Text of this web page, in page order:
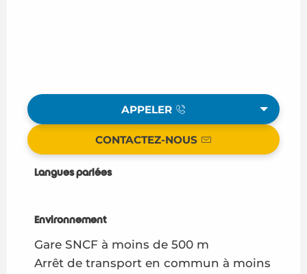
APPELER
CONTACTEZ-NOUS
Langues parlées
Langues parlées
Environnement
Environnement
Gare SNCF à moins de 500 m
Arrêt de transport en commun à moins